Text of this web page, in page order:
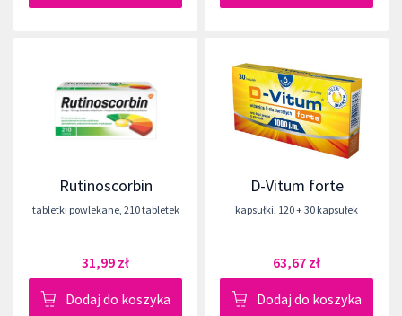
Rutinoscorbin
tabletki powlekane, 210 tabletek
31,99 zł
Dodaj do koszyka
D-Vitum forte
kapsułki, 120 + 30 kapsułek
63,67 zł
Dodaj do koszyka